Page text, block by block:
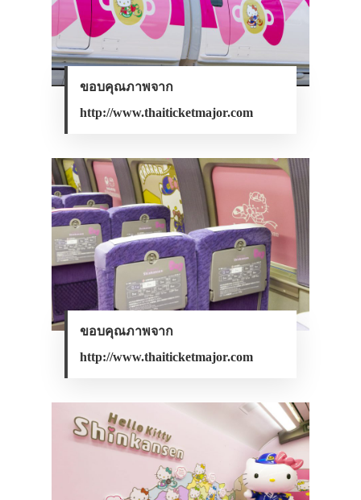
ขอบคุณภาพจาก
http://www.thaiticketmajor.com
ขอบคุณภาพจาก
http://www.thaiticketmajor.com